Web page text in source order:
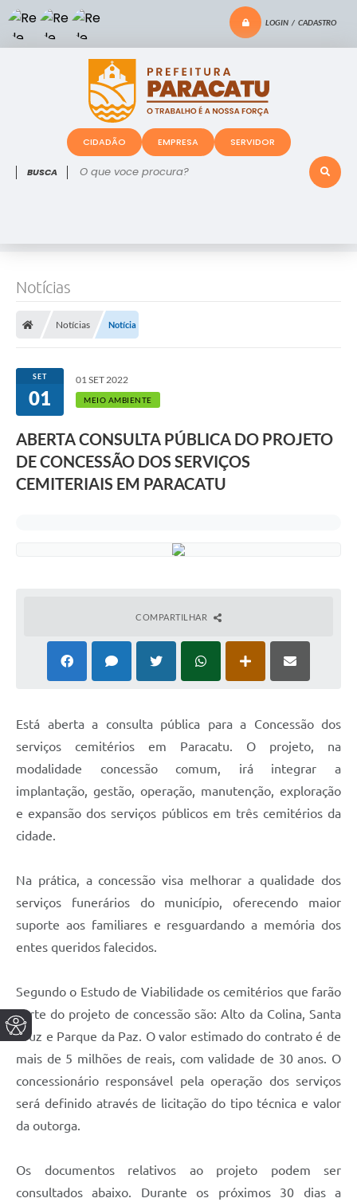
LOGIN / CADASTRO
O que voce procura?
CIDADÃO EMPRESA SERVIDOR
Notícias
Notícias Notícia
SET
01
01 SET 2022
MEIO AMBIENTE
ABERTA CONSULTA PÚBLICA DO PROJETO
DE CONCESSÃO DOS SERVIÇOS
CEMITERIAIS EM PARACATU
COMPARTILHAR
Está aberta a consulta pública para a Concessão dos
serviços cemitérios em Paracatu. O projeto, na
modalidade concessão comum, irá integrar a
implantação, gestão, operação, manutenção, exploração
e expansão dos serviços públicos em três cemitérios da
cidade.
Na prática, a concessão visa melhorar a qualidade dos
serviços funerários do município, oferecendo maior
suporte aos familiares e resguardando a memória dos
entes queridos falecidos.
Segundo o Estudo de Viabilidade os cemitérios que farão
parte do projeto de concessão são: Alto da Colina, Santa
Cruz e Parque da Paz. O valor estimado do contrato é de
mais de 5 milhões de reais, com validade de 30 anos. O
concessionário responsável pela operação dos serviços
será definido através de licitação do tipo técnica e valor
da outorga.
Os documentos relativos ao projeto podem ser
consultados abaixo. Durante os próximos 30 dias a